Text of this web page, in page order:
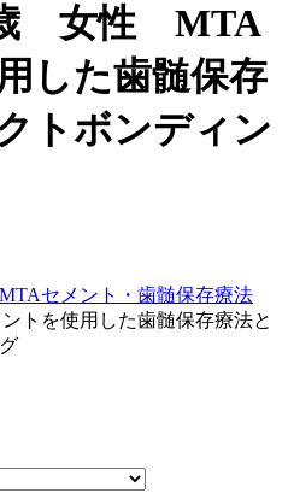
女性 MTA
した歯髄保存
トボンディン
セメント・歯髄保存療法
を使用した歯髄保存療法と